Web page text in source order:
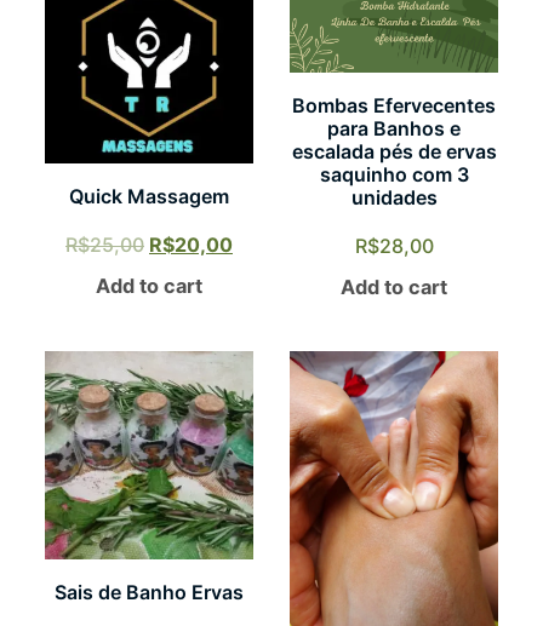
Quick Massagem
R$25,00 R$20,00
Add to cart
Bombas Efervecentes
para Banhos e
escalada pés de ervas
saquinho com 3
unidades
R$28,00
Add to cart
Sais de Banho Ervas